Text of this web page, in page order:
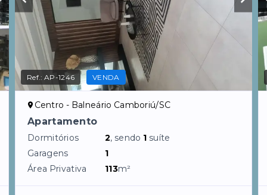
Ref.:AP-1246 VENDA
Centro - Balneário Camboriú/SC
Apartamento
Dormitórios 2, sendo 1 suíte
Garagens
1
Área Privativa
113m²